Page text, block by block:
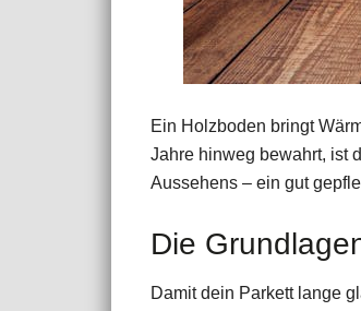
Ein Holzboden bringt
Jahre hinweg bewahrt, ist
Aussehens – ein gut
Die
Damit dein Parkett lange